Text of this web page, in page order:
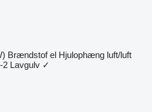
Brændstof el Hjulophæng luft/luft
2 Lavgulv ✓